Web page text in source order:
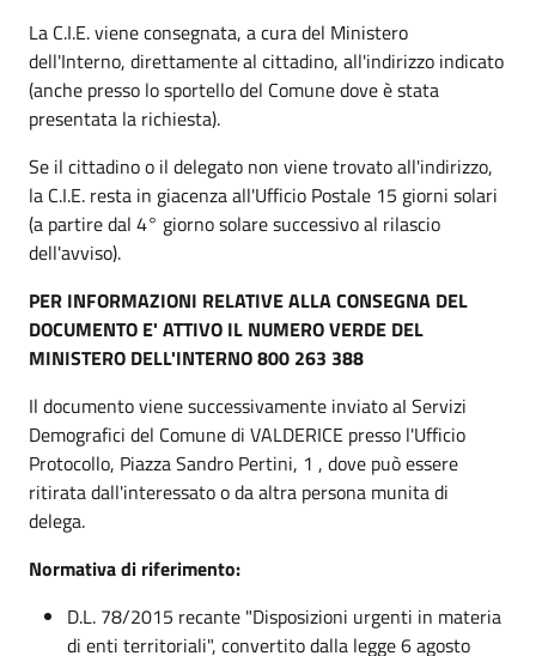
La C.I.E. viene consegnata, a cura del Ministero
dell'Interno, direttamente al cittadino, all'indirizzo indicato
(anche presso lo sportello del Comune dove è stata
presentata la richiesta).
Se il cittadino o il delegato non viene trovato all'indirizzo,
la C.I.E. resta in giacenza all'Ufficio Postale 15 giorni solari
(a partire dal 4° giorno solare successivo al rilascio
dell'avviso).
PER INFORMAZIONI RELATIVE ALLA CONSEGNA DEL
DOCUMENTO E' ATTIVO IL NUMERO VERDE DEL
MINISTERO DELL'INTERNO 800 263 388
Il documento viene successivamente inviato aI Servizi
Demografici del Comune di VALDERICE presso l'Ufficio
Protocollo, Piazza Sandro Pertini, 1 , dove può essere
ritirata dall'interessato o da altra persona munita di
delega.
Normativa di riferimento:
D.L. 78/2015 recante "Disposizioni urgenti in materia
di enti territoriali", convertito dalla legge 6 agosto